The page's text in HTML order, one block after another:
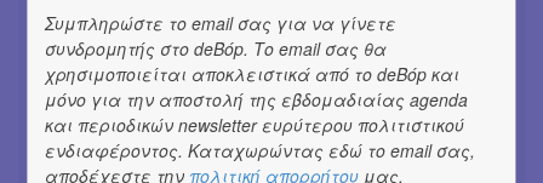
Don't Let Me Be Misunderstood |
Alexandros Livitsanos, Willem
Dafoe, Czech Studio Orchestra |
Από το soundtrack της ταινίας "The
Συμπληρώστε το email σας για να γίνετε
συνδρομητής στο deBόp. Το email σας θα
χρησιμοποιείται αποκλειστικά από το deBόp και
μόνο για την αποστολή της εβδομαδιαίας agenda
και περιοδικών newsletter ευρύτερου πολιτιστικού
ενδιαφέροντος. Καταχωρώντας εδώ το email σας,
αποδέχεστε την πολιτική απορρήτου μας.